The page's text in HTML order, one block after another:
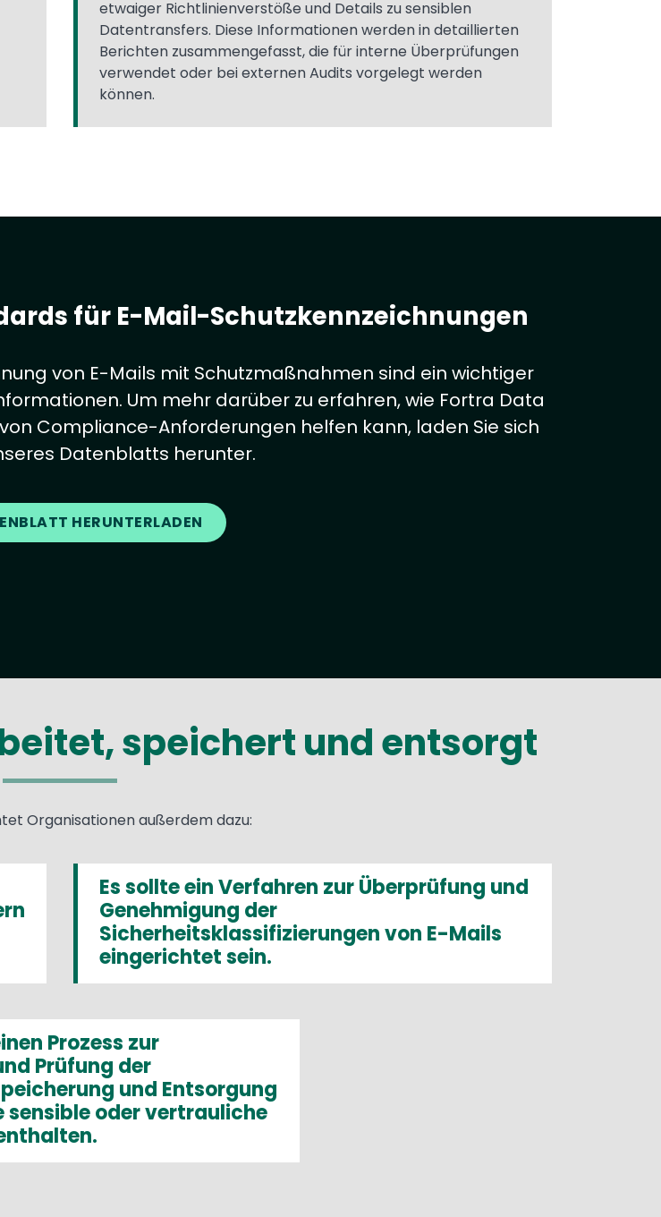
etwaiger Richtlinienverstöße und Details zu sensiblen
Datentransfers. Diese Informationen werden in detaillierten
Berichten zusammengefasst, die für interne Überprüfungen
verwendet oder bei externen Audits vorgelegt werden
können.
für E-Mail-Schutzkennzeichnungen
von E-Mails mit Schutzmaßnahmen sind ein wichtiger
Um mehr darüber zu erfahren, wie Fortra Data
Compliance-Anforderungen helfen kann, laden Sie sich
Datenblatts herunter.
HERUNTERLADEN
speichert und entsorgt
Organisationen außerdem dazu:
Es sollte ein Verfahren zur Überprüfung und
Genehmigung der
Sicherheitsklassifizierungen von E-Mails
eingerichtet sein.
Prozess zur
Prüfung der
und Entsorgung
sensible oder vertrauliche